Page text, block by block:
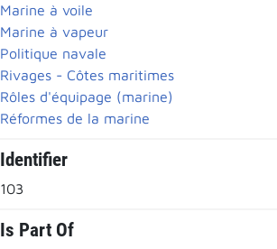
Marine à voile
Marine à vapeur
Politique navale
Rivages - Côtes maritimes
Rôles d'équipage (marine)
Réformes de la marine
Identifier
103
Is Part Of